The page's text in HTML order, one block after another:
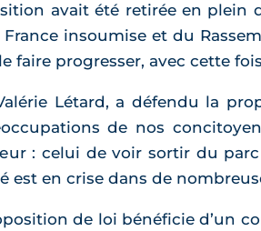
avait été retirée en
insoumise et du
faire progresser, avec cette
Létard, a défendu la
de nos
: celui de voir sortir du
est en crise dans de
de loi bénéficie d’un